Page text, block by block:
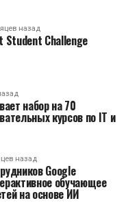
назад
Challenge
набор на 70
курсов по IT и
назад
Google
обучающее
на основе ИИ